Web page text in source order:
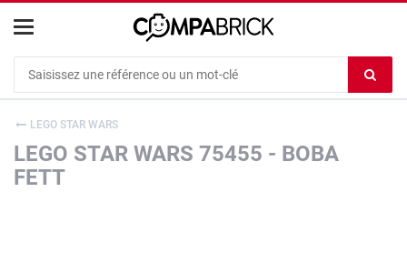
le
LEGO STAR WARS
LEGO STAR WARS 75455 - BOBA
FETT
Cookies management panel